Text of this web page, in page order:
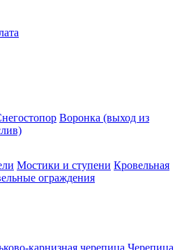
Воронка (выход из
Мостики и ступени Кровельная
ограждения
карнизная черепица Черепица